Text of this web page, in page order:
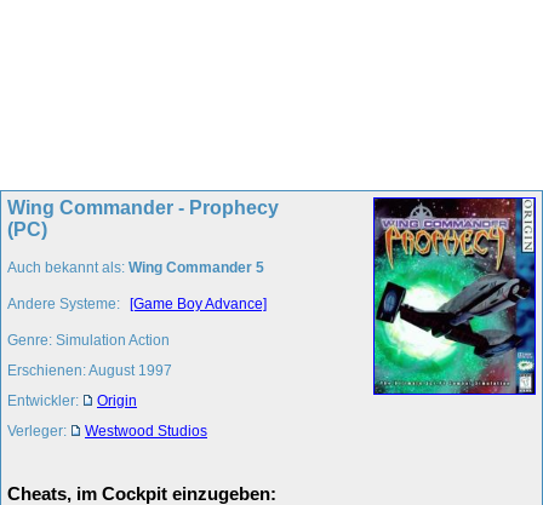
Wing Commander - Prophecy
(PC)
Auch bekannt als: Wing Commander 5
Andere Systeme: [Game Boy Advance]
Genre: Simulation Action
Erschienen: August 1997
Entwickler:
Origin
Verleger:
Westwood Studios
Cheats, im Cockpit einzugeben: